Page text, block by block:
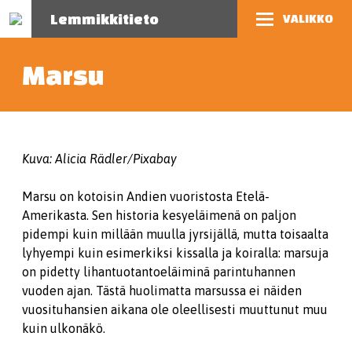
Lemmikkitieto VALIKKO
Marsu
Kuva: Alicia Rädler/Pixabay
Marsu on kotoisin Andien vuoristosta Etelä-
Amerikasta. Sen historia kesyeläimenä on paljon
pidempi kuin millään muulla jyrsijällä, mutta toisaalta
lyhyempi kuin esimerkiksi kissalla ja koiralla: marsuja
on pidetty lihantuotantoeläiminä parintuhannen
vuoden ajan. Tästä huolimatta marsussa ei näiden
vuosituhansien aikana ole oleellisesti muuttunut muu
kuin ulkonäkö.